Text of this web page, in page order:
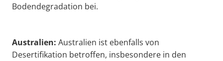
Bodendegradation bei.
Australien: Australien ist ebenfalls von
Desertifikation betroffen, insbesondere in den